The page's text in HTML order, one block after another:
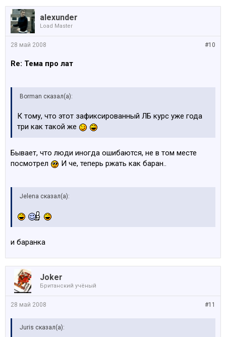
alexunder
Load Master
#10
28 май 2008
Re: Тема про лат
Borman сказал(а):
К тому, что этот зафиксированный ЛБ курс уже года
три как такой же
Бывает, что люди иногда ошибаются, не в том месте
посмотрел
И че, теперь ржать как баран..
Jelena сказал(а):
и баранка
Joker
Британский учёный
#11
28 май 2008
Juris сказал(а):